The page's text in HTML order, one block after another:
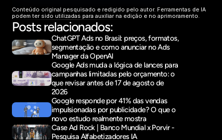
Conteúdo original pesquisado e redigido pelo autor. Ferramentas de IA
podem ter sido utilizadas para auxiliar na edição e no aprimoramento.
Posts relacionados:
ChatGPT Ads no Brasil: preços, formatos,
segmentação e como anunciar no Ads
Manager da OpenAI
Google Ads muda a lógica de lances para
campanhas limitadas pelo orçamento: o
que revisar antes de 17 de agosto de
2026
Google responde por 41% das vendas
impulsionadas por publicidade? O que o
novo estudo realmente mostra
Case Ad Rock | Banco Mundial x Porvir -
Pesquisa Alfabetizadores IA